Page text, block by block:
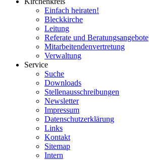
Einfach heiraten!
Bleckkirche
Leitung
Referate und Beratungsangebote
Mitarbeitendenvertretung
Verwaltung
Service
Suche
Downloads
Stellenausschreibungen
Newsletter
Impressum
Datenschutzerklärung
Links
Kontakt
Sitemap
Intern